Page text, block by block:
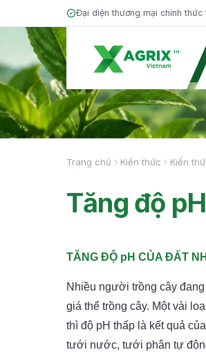
Đại diện thương mại chính thức
Trang chủ Kiến thức Kiến
Tăng độ
TĂNG ĐỘ pH CỦA ĐẤT
Nhiều người trồng cây
giá thể trồng cây. Một vài
thì độ pH thấp là kết quả
tưới nước, tưới phân tự